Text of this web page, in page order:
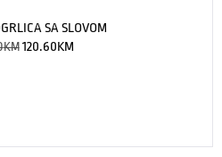
SA SLOVOM
KM 120.60KM